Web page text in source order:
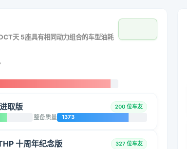
天 5座具有相同动力组合的车型油耗
取版 200 位车友
整备质量 1373
十周年纪念版 327 位车友